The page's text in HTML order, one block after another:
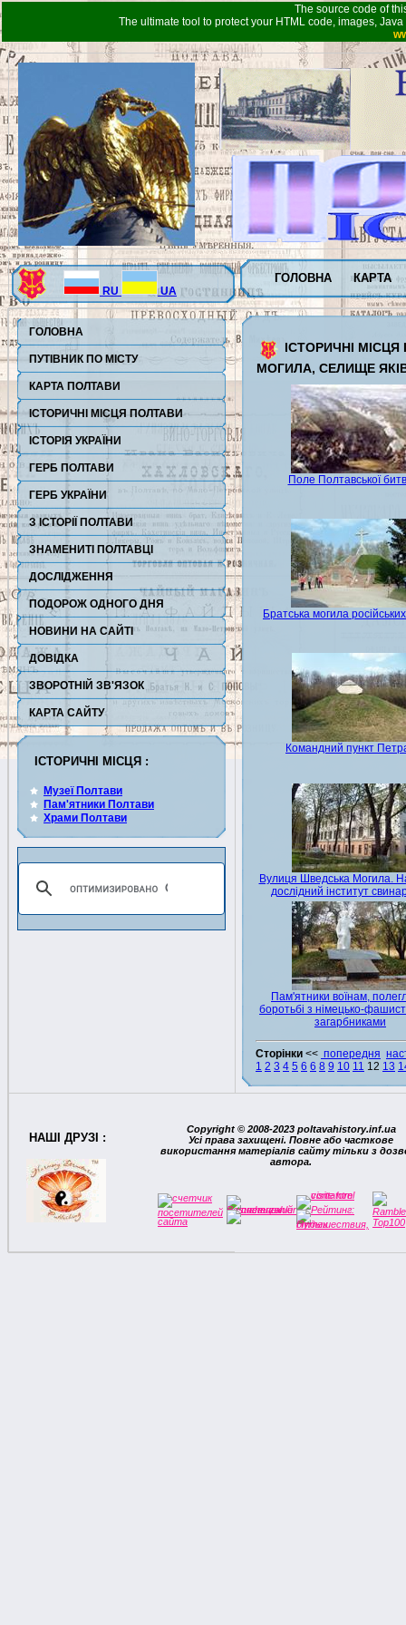
The source code of
The ultimate tool to protect your HTML code, images,
ГОЛОВНА КАРТА
RU UA
ГОЛОВНА
ПУТІВНИК ПО МІСТУ
КАРТА ПОЛТАВИ
ІСТОРИЧНІ МІСЦЯ ПОЛТАВИ
ІСТОРІЯ УКРАЇНИ
ГЕРБ ПОЛТАВИ
ГЕРБ УКРАЇНИ
З ІСТОРІЇ ПОЛТАВИ
ЗНАМЕНИТІ ПОЛТАВЦІ
ДОСЛІДЖЕННЯ
ПОДОРОЖ ОДНОГО ДНЯ
НОВИНИ НА САЙТІ
ДОВІДКА
ЗВОРОТНІЙ ЗВ'ЯЗОК
КАРТА САЙТУ
ІСТОРИЧНІ МІСЦЯ :
Музеї Полтави
Пам'ятники Полтави
Храми Полтави
ІСТОРИЧНІ
МОГИЛА, СЕЛИЩЕ
Поле Полтавської
Братська могила російських
Командний пункт
Вулиця Шведська Могила.
дослідний інститут
Пам'ятники воїнам,
боротьбі з німецько-
загарбниками
Сторінки << попередня
1 2 3 4 5 6 6 8 9 10 11 12 13
НАШІ ДРУЗІ :
Copyright © 2008-2023 poltavahistory.inf.ua
Усі права захищені. Повне або часткове
використання матеріалів сайту тільки з
автора.